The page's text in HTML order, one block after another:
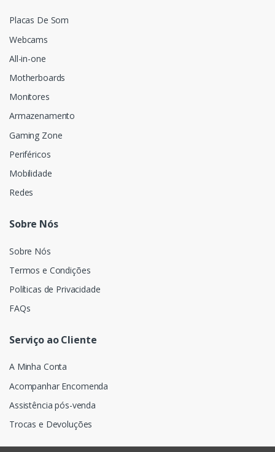
Placas De Som
Webcams
All-in-one
Motherboards
Monitores
Armazenamento
Gaming Zone
Periféricos
Mobilidade
Redes
Sobre Nós
Sobre Nós
Termos e Condições
Políticas de Privacidade
FAQs
Serviço ao Cliente
A Minha Conta
Acompanhar Encomenda
Assistência pós-venda
Trocas e Devoluções